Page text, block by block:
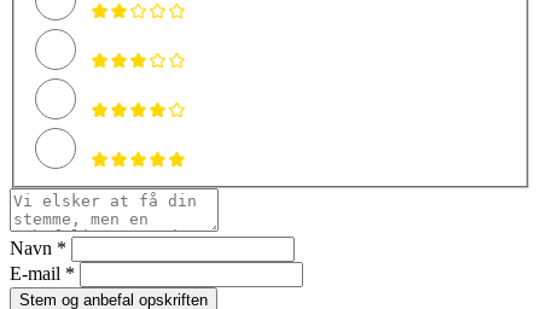
Navn *
E-mail *
Stem og anbefal opskriften